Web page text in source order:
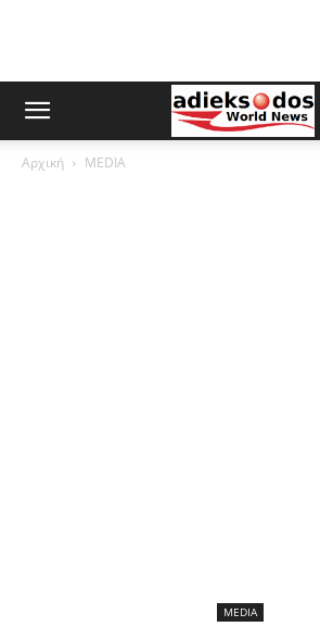
Αρχική MEDIA
MEDIA